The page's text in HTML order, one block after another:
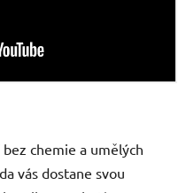
chemie a umělých
vás dostane svou